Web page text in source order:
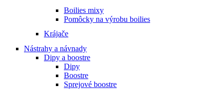
Boilies mixy
Pomôcky na výrobu boilies
Krájače
Nástrahy a návnady
Dipy a boostre
Dipy
Boostre
Sprejové boostre